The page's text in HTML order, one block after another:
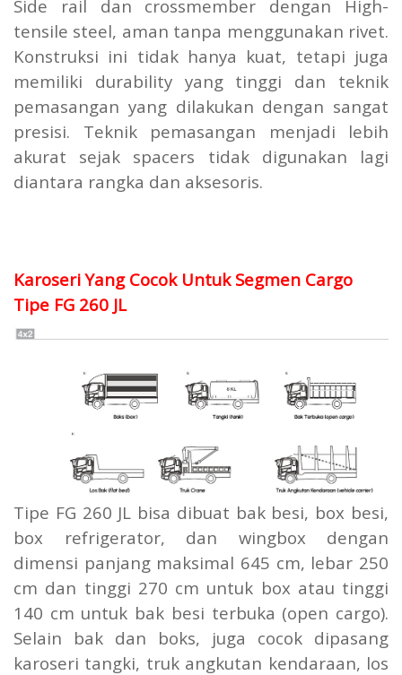
Side rail dan crossmember dengan High-
tensile steel, aman tanpa menggunakan rivet.
Konstruksi ini tidak hanya kuat, tetapi juga
memiliki durability yang tinggi dan teknik
pemasangan yang dilakukan dengan sangat
presisi. Teknik pemasangan menjadi lebih
akurat sejak spacers tidak digunakan lagi
diantara rangka dan aksesoris.
Karoseri Yang Cocok Untuk Segmen Cargo
Tipe FG 260 JL
Tipe FG 260 JL bisa dibuat bak besi, box besi,
box refrigerator, dan wingbox dengan
dimensi panjang maksimal 645 cm, lebar 250
cm dan tinggi 270 cm untuk box atau tinggi
140 cm untuk bak besi terbuka (open cargo).
Selain bak dan boks, juga cocok dipasang
karoseri tangki, truk angkutan kendaraan, los